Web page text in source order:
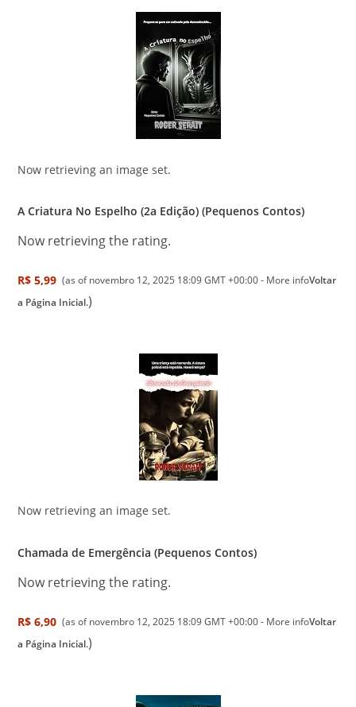
Now retrieving an image set.
A Criatura No Espelho (2a Edição) (Pequenos Contos)
Now retrieving the rating.
R$ 5,99 (as of novembro 12, 2025 18:09 GMT +00:00 - More infoVoltar
a Página Inicial.)
Now retrieving an image set.
Chamada de Emergência (Pequenos Contos)
Now retrieving the rating.
R$ 6,90 (as of novembro 12, 2025 18:09 GMT +00:00 - More infoVoltar
a Página Inicial.)